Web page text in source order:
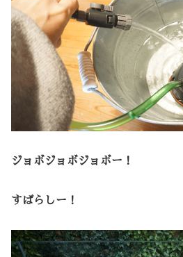
ジョボジョボジョボー！
すばらしー！